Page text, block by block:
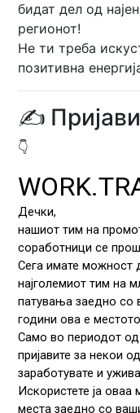
бидат дел од
регионот!
Не ти треба
позитивна
✍️
👇